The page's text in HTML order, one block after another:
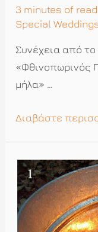
3 minutes of
Special
Συνέχεια από το
«Φθινοπωρινός
μήλα» …
Γάμος
θέμα
το
μήλο
Διαβάστε